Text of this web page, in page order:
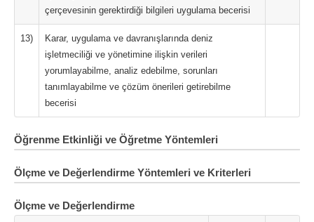
çerçevesinin gerektirdiği bilgileri uygulama becerisi
13)
Karar, uygulama ve davranışlarında deniz
işletmeciliği ve yönetimine ilişkin verileri
yorumlayabilme, analiz edebilme, sorunları
tanımlayabilme ve çözüm önerileri getirebilme
becerisi
Öğrenme Etkinliği ve Öğretme Yöntemleri
Ölçme ve Değerlendirme Yöntemleri ve Kriterleri
Ölçme ve Değerlendirme